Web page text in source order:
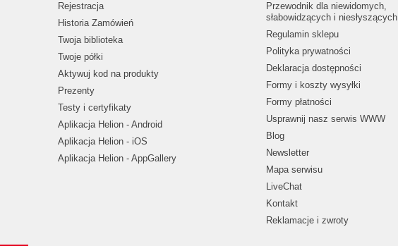
Rejestracja
Historia Zamówień
Twoja biblioteka
Twoje półki
Aktywuj kod na produkty
Prezenty
Testy i certyfikaty
Aplikacja Helion - Android
Aplikacja Helion - iOS
Aplikacja Helion - AppGallery
Przewodnik dla niewidomych,
słabowidzących i niesłyszących
Regulamin sklepu
Polityka prywatności
Deklaracja dostępności
Formy i koszty wysyłki
Formy płatności
Usprawnij nasz serwis WWW
Blog
Newsletter
Mapa serwisu
LiveChat
Kontakt
Reklamacje i zwroty